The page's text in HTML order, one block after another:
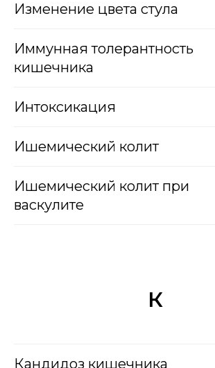
Изменение цвета стула
Иммунная толерантность
кишечника
Интоксикация
Ишемический колит
Ишемический колит при
васкулите
К
Кандидоз кишечника